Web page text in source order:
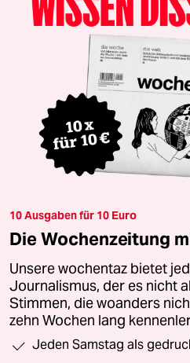
10 Ausgaben für 10 Euro
Die Wochenzeitung
Unsere wochentaz bietet
Journalismus, der es nicht
Stimmen, die woanders
zehn Wochen lang
Jeden Samstag als